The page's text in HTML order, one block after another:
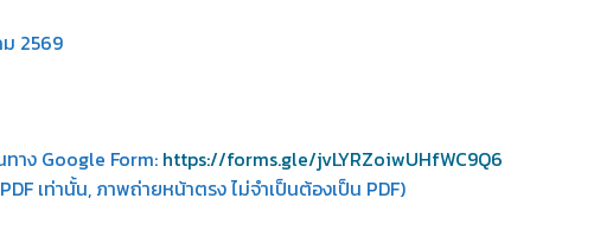
2569
าง Google Form: https://forms.gle/jvLYRZoiwUHfWC9Q6
เท่านั้น, ภาพถ่ายหน้าตรง ไม่จำเป็นต้องเป็น PDF)